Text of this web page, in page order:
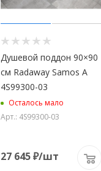
Душевой поддон 90×90
см Radaway Samos A
4S99300-03
Осталось мало
Арт.: 4S99300-03
27 645₽/шт